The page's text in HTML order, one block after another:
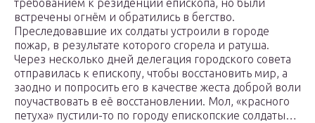
требованием к резиденции епископа, но были
встречены огнём и обратились в бегство.
Преследовавшие их солдаты устроили в городе
пожар, в результате которого сгорела и ратуша.
Через несколько дней делегация городского совета
отправилась к епископу, чтобы восстановить мир, а
заодно и попросить его в качестве жеста доброй воли
поучаствовать в её восстановлении. Мол, «красного
петуха» пустили-то по городу епископские солдаты…